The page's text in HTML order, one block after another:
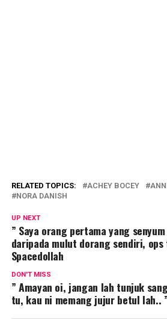
RELATED TOPICS: ACHEY BOCEY
NORA DANISH
UP NEXT
” Saya orang pertama yang
daripada mulut dorang sendiri,
Spacedollah
DON'T MISS
” Amayan oi, jangan lah tunjuk
tu, kau ni memang jujur betul lah..